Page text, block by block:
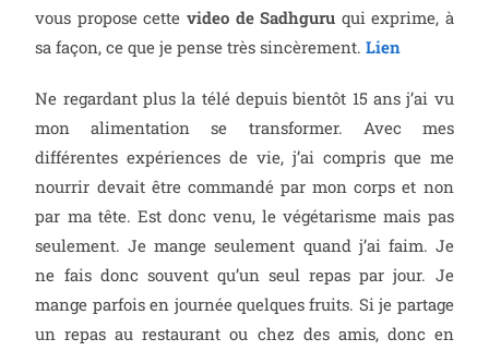
vous propose cette video de Sadhguru qui exprime, à
sa façon, ce que je pense très sincèrement.Lien
Ne regardant plus la télé depuis bientôt 15 ans j’ai vu
mon alimentation se transformer. Avec mes
différentes expériences de vie, j’ai compris que me
nourrir devait être commandé par mon corps et non
par ma tête. Est donc venu, le végétarisme mais pas
seulement. Je mange seulement quand j’ai faim. Je
ne fais donc souvent qu’un seul repas par jour. Je
mange parfois en journée quelques fruits. Si je partage
un repas au restaurant ou chez des amis, donc en